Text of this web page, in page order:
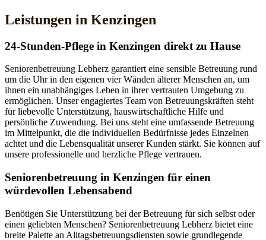
Leistungen in Kenzingen
24-Stunden-Pflege in Kenzingen direkt zu Hause
Seniorenbetreuung Lebherz garantiert eine sensible Betreuung rund
um die Uhr in den eigenen vier Wänden älterer Menschen an, um
ihnen ein unabhängiges Leben in ihrer vertrauten Umgebung zu
ermöglichen. Unser engagiertes Team von Betreuungskräften steht
für liebevolle Unterstützung, hauswirtschaftliche Hilfe und
persönliche Zuwendung. Bei uns steht eine umfassende Betreuung
im Mittelpunkt, die die individuellen Bedürfnisse jedes Einzelnen
achtet und die Lebensqualität unserer Kunden stärkt. Sie können auf
unsere professionelle und herzliche Pflege vertrauen.
Senioren­betreuung in Kenzingen für einen
würdevollen Lebensabend
Benötigen Sie Unterstützung bei der Betreuung für sich selbst oder
einen geliebten Menschen? Seniorenbetreuung Lebherz bietet eine
breite Palette an Alltagsbetreuungsdiensten sowie grundlegende